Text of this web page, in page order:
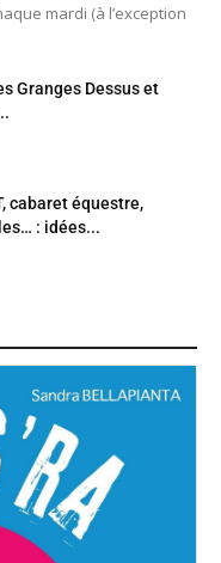
mardi (à l’exception
Granges Dessus et
cabaret équestre,
: idées...